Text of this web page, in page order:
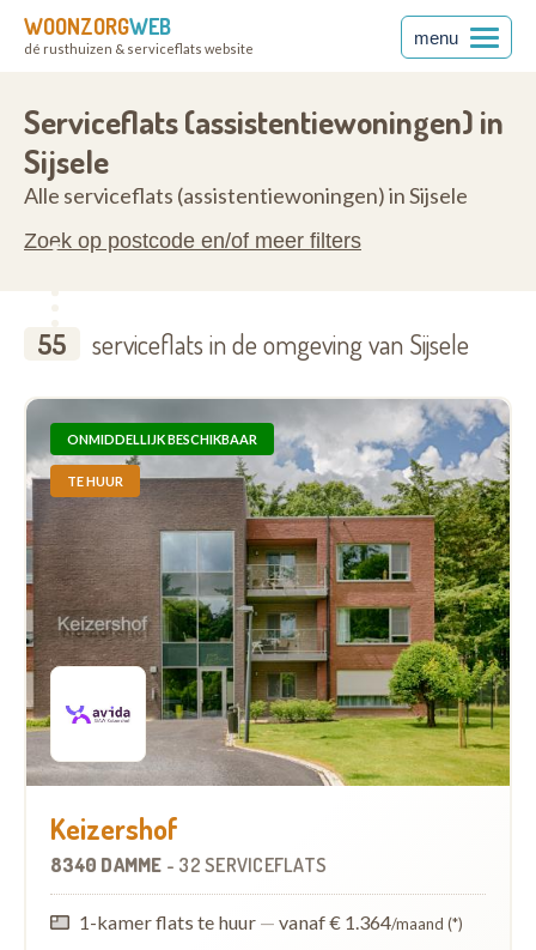
WOONZORGWEB
dé rusthuizen & serviceflats website
menu
Serviceflats (assistentiewoningen) in
Sijsele
Alle serviceflats (assistentiewoningen) in Sijsele
Zoek op postcode en/of meer filters
55 serviceflats in de omgeving van Sijsele
ONMIDDELLIJK BESCHIKBAAR
TE HUUR
Keizershof
8340 DAMME - 32 SERVICEFLATS
1-kamer flats te huur — vanaf € 1.364/maand (*)